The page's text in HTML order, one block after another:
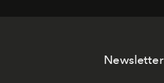
Newsletter